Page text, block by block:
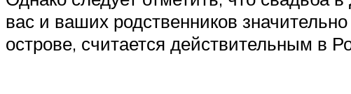
вас и ваших родственников
острове, считается действительным в